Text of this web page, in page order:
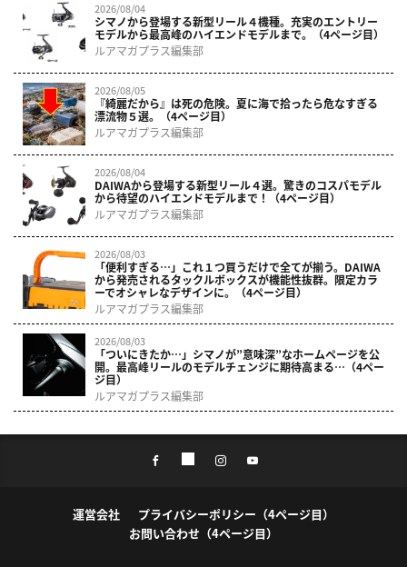
2026/08/04
シマノから登場する新型リール４機種。充実のエントリー
モデルから最高峰のハイエンドモデルまで。（4ページ目）
ルアマガプラス編集部
2026/08/05
『綺麗だから』は死の危険。夏に海で拾ったら危なすぎる
漂流物５選。（4ページ目）
ルアマガプラス編集部
2026/08/04
DAIWAから登場する新型リール４選。驚きのコスパモデル
から待望のハイエンドモデルまで！（4ページ目）
ルアマガプラス編集部
2026/08/03
「便利すぎる…」これ１つ買うだけで全てが揃う。DAIWA
から発売されるタックルボックスが機能性抜群。限定カラ
ーでオシャレなデザインに。（4ページ目）
ルアマガプラス編集部
2026/08/03
「ついにきたか…」シマノが”意味深”なホームページを公
開。最高峰リールのモデルチェンジに期待高まる…（4ペー
ジ目）
ルアマガプラス編集部
運営会社
プライバシーポリシー（4ページ目）
お問い合わせ（4ページ目）